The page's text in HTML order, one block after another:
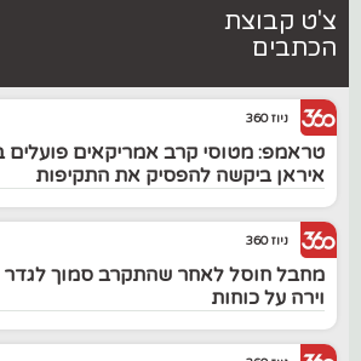
צ'ט קבוצת
הכתבים
ניוז 360
טראמפ: מטוסי קרב אמריקאים פועלים
איראן ביקשה להפסיק את התקיפות
ניוז 360
מחבל חוסל לאחר שהתקרב סמוך לגדר
וירה על כוחות